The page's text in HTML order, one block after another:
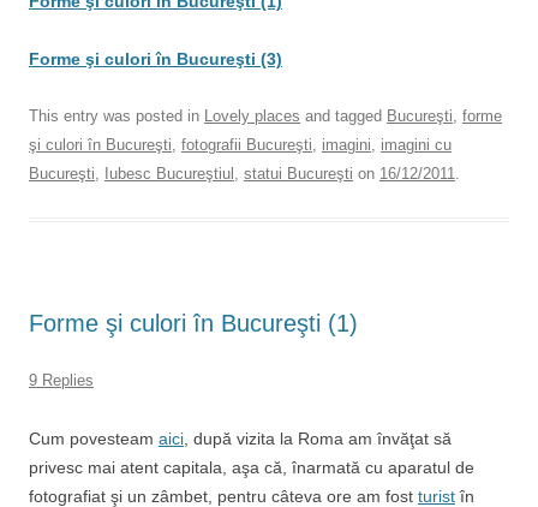
Forme şi culori în Bucureşti (3)
This entry was posted in Lovely places and tagged Bucureşti forme
şi culori în Bucureşti fotografii Bucureşti imagini
imagini cu
Bucureşti
Iubesc Bucureştiul statui Bucureşti on 16/12/2011
Forme şi culori în Bucureşti (1)
9 Replies
Cum povesteam aici , după vizita la Roma am învăţat să
privesc mai atent capitala, aşa că, înarmată cu aparatul de
fotografiat şi un zâmbet, pentru câteva ore am fost turist în